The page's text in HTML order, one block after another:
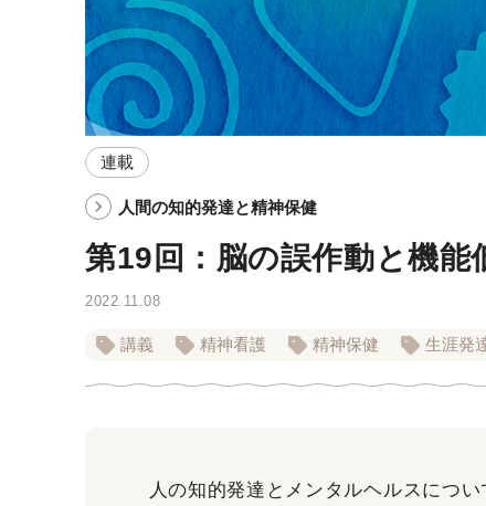
連載
人間の知的発達と精神保健
第19回：脳の誤作動と機能
2022.11.08
講義 精神看護 精神保健 生涯発
人の知的発達とメンタルヘルスについ